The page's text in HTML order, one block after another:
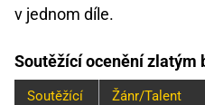
v jednom díle.
Soutěžící ocenění zlatým
Soutěžící Žánr/Talent